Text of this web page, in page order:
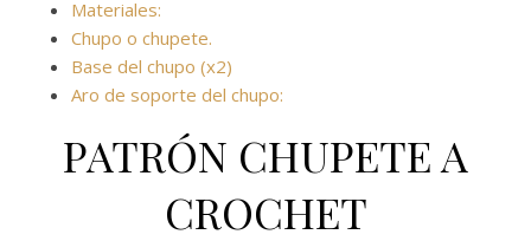
Materiales:
Chupo o chupete.
Base del chupo (x2)
Aro de soporte del chupo:
PATRÓN CHUPETE A
CROCHET